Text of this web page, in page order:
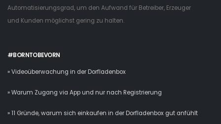
Automatisierungsgrad, um den Aufwand für Betreiber, Erzeuger
und Kunden möglichst gering zu halten.
#BORNTOBEVORN
» Videoüberwachung in der Dorfladenbox
» Warum Zugang via App und nur nach Registrierung
» 11 Gründe, warum sich einkaufen in der Dorfladenbox gut anfühlt